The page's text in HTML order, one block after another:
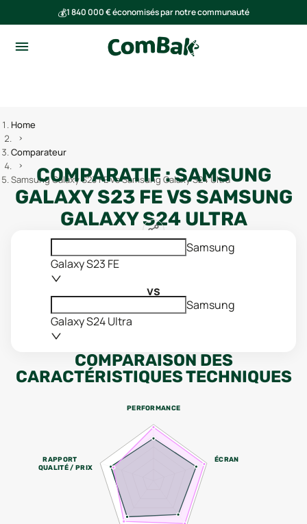
💰1 840 000 € économisés par notre communauté
Home
Comparateur
Samsung Galaxy S23 FE vs Samsung Galaxy S24 Ultra
COMPARATIF :SAMSUNG
GALAXY S23 FEVS SAMSUNG
GALAXY S24 ULTRA
Samsung
Galaxy S23 FE
vs
Samsung
Galaxy S24 Ultra
COMPARAISON DES
CARACTÉRISTIQUES TECHNIQUES
PERFORMANCE
ÉCRAN
RAPPORT
QUALITÉ / PRIX